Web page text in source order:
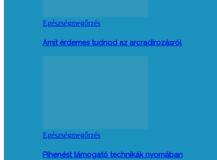
Egészségmegőrzés
Amit érdemes tudnod az arcradírozásról
Egészségmegőrzés
Pihenést támogató technikák nyomában